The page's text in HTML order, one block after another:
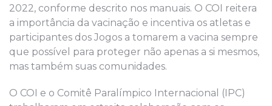
2022, conforme descrito nos manuais. O COI reitera
a importância da vacinação e incentiva os atletas e
participantes dos Jogos a tomarem a vacina sempre
que possível para proteger não apenas a si mesmos,
mas também suas comunidades.
O COI e o Comitê Paralímpico Internacional (IPC)